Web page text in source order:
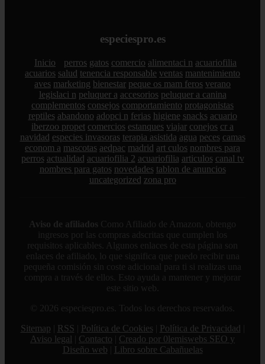
especiespro.es
Inicio perros gatos comercio alimentaci n acuariofilia
acuarios salud tenencia responsable ventas mantenimiento
aves marketing bienestar peque os mam feros verano
legislaci n peluquer a accesorios peluquer a canina
complementos consejos comportamiento protagonistas
reptiles abandono adopci n ferias higiene snacks acuario
iberzoo propet comercios estanques viajar conejos cr a
navidad especies invasoras terapia asistida agua peces camas
econom a mascotas aedpac madrid art culos nombres para
perros actualidad acuariofilia 2 acuariofilia articulos canal tv
nombres para gatos novedades tablon de anuncios
uncategorized zona pro
Aviso de afiliados Como Afiliado de Amazon, obtengo
ingresos por las compras adscritas que cumplen los
requisitos aplicables. Algunos enlaces de esta página son
enlaces de afiliado, lo que significa que puedo recibir una
pequeña comisión sin coste adicional para ti si realizas una
compra a través de ellos. Esto ayuda a mantener y mejorar
este sitio web.
© 2026 especiespro.es. Todos los derechos reservados.
Sitemap
RSS Política de Cookies Política de Privacidad
Aviso legal
Contacto
Creado por 0lemiswebs SEO y
Diseño web
Libro sobre Cabañuelas